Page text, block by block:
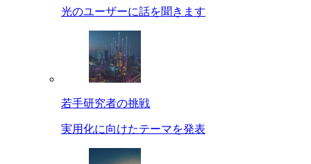
光のユーザーに話を聞きます
若手研究者の挑戦
実用化に向けたテーマを発表